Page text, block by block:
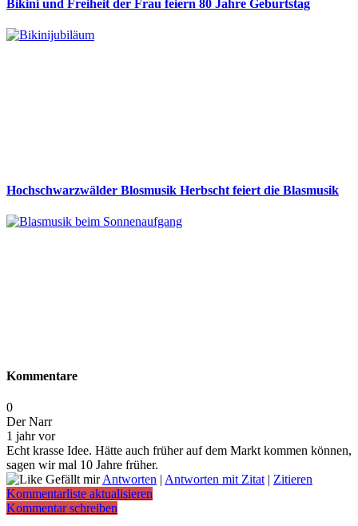
Bikini und Freiheit der Frau feiern 80 Jahre Geburtstag
Hochschwarzwälder Blosmusik Herbscht feiert die Blasmusik
Kommentare
0
Der Narr
1 jahr vor
Echt krasse Idee. Hätte auch früher auf dem Markt kommen können,
sagen wir mal 10 Jahre früher.
Gefällt mirAntworten | Antworten mit Zitat | Zitieren
Kommentarliste aktualisieren
Kommentar schreiben